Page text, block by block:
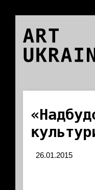
ART
26.01.2015